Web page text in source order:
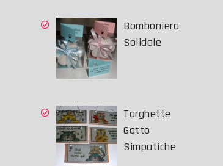
Bomboniera
Solidale
Targhette
Gatto
Simpatiche